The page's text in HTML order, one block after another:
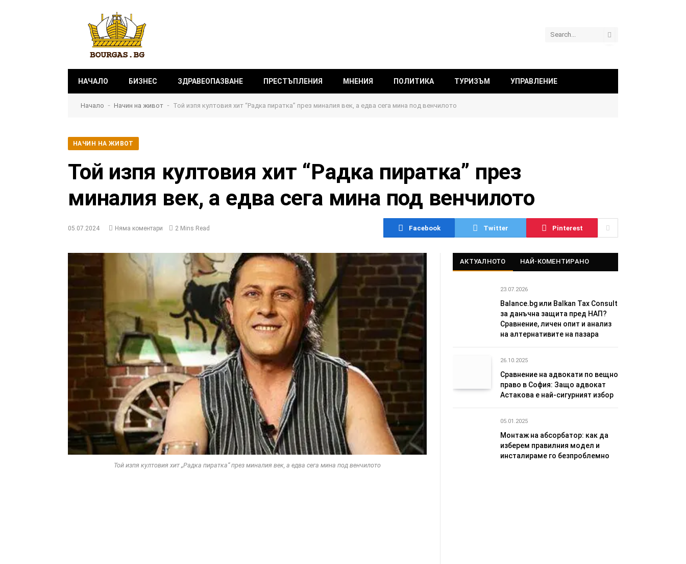
НАЧАЛО БИЗНЕС ЗДРАВЕОПАЗВАНЕ ПРЕСТЪПЛЕНИЯ МНЕНИЯ ПОЛИТИКА ТУРИЗЪМ УПРАВЛЕНИЕ
Начало - Начин на живот - Той изпя култовия хит “Радка пиратка” през миналия век, а едва сега мина под венчилото
НАЧИН НА ЖИВОТ
Той изпя култовия хит “Радка пиратка” през
миналия век, а едва сега мина под венчилото
05.07.2024 Няма коментари 2 Mins Read Facebook Twitter Pinterest
Той изпя култовия хит „Радка пиратка“ през миналия век, а едва сега мина под венчилото
АКТУАЛНОТО НАЙ-КОМЕНТИРАНО
23.07.2026
Balance.bg или Balkan Tax Consult
за данъчна защита пред НАП?
Сравнение, личен опит и анализ
на алтернативите на пазара
26.10.2025
Сравнение на адвокати по вещно
право в София: Защо адвокат
Астакова е най-сигурният избор
05.01.2025
Монтаж на абсорбатор: как да
изберем правилния модел и
инсталираме го безпроблемно